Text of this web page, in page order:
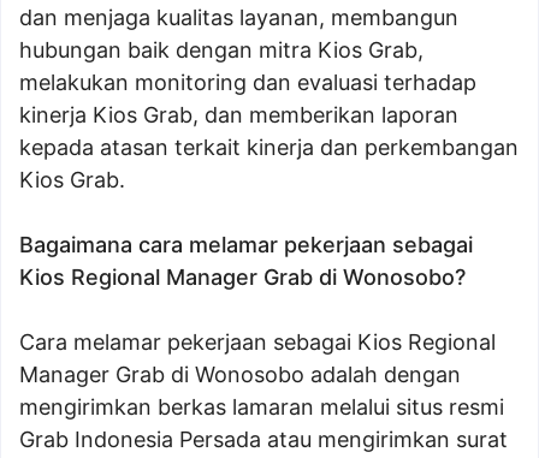
dan menjaga kualitas layanan, membangun
hubungan baik dengan mitra Kios Grab,
melakukan monitoring dan evaluasi terhadap
kinerja Kios Grab, dan memberikan laporan
kepada atasan terkait kinerja dan perkembangan
Kios Grab.
Bagaimana cara melamar pekerjaan sebagai
Kios Regional Manager Grab di Wonosobo?
Cara melamar pekerjaan sebagai Kios Regional
Manager Grab di Wonosobo adalah dengan
mengirimkan berkas lamaran melalui situs resmi
Grab Indonesia Persada atau mengirimkan surat